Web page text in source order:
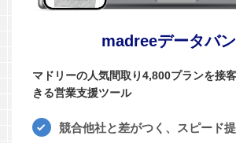
madreeデータバ
マドリーの人気間取り4,800プランを接
きる営業支援ツール
競合他社と差がつく、スピード